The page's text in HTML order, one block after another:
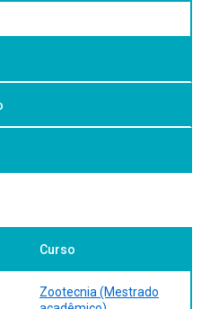
Curso
Zootecnia (Mestrado